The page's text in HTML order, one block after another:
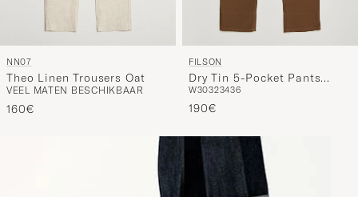
NN07
Theo Linen Trousers Oat
VEEL MATEN BESCHIKBAAR
160€
FILSON
Dry Tin 5-Pocket Pants
Whiskey
W30323436
190€